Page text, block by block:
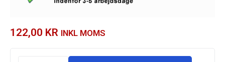
122,00 KR INKL MOMS